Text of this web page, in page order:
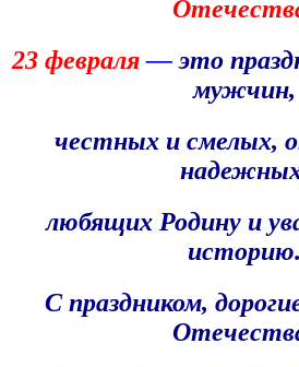
23 февраля—это
мужчин,
честных и смелых,
любящих Родину и
историю.
С праздником,